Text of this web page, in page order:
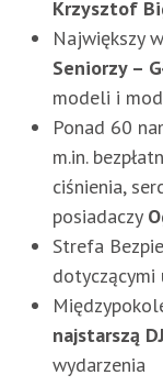
Krzysztof
Największy
Seniorzy –
modeli i
Ponad 60
m.in.
ciśnienia,
posiadaczy
Strefa
dotyczącymi
najstarszą
wydarzenia